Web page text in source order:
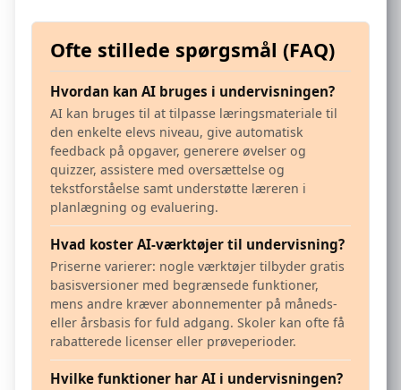
Ofte stillede spørgsmål (FAQ)
Hvordan kan AI bruges i undervisningen?
AI kan bruges til at tilpasse læringsmateriale til
den enkelte elevs niveau, give automatisk
feedback på opgaver, generere øvelser og
quizzer, assistere med oversættelse og
tekstforståelse samt understøtte læreren i
planlægning og evaluering.
Hvad koster AI-værktøjer til undervisning?
Priserne varierer: nogle værktøjer tilbyder gratis
basisversioner med begrænsede funktioner,
mens andre kræver abonnementer på måneds-
eller årsbasis for fuld adgang. Skoler kan ofte få
rabatterede licenser eller prøveperioder.
Hvilke funktioner har AI i undervisningen?